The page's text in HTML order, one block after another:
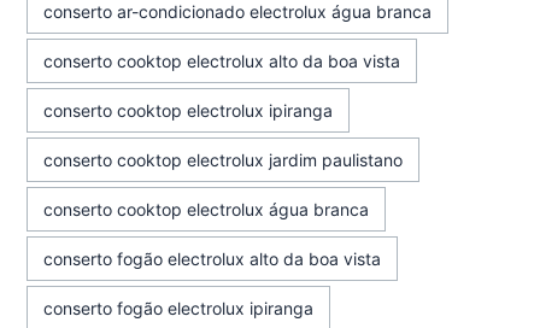
conserto ar-condicionado electrolux água branca
conserto cooktop electrolux alto da boa vista
conserto cooktop electrolux ipiranga
conserto cooktop electrolux jardim paulistano
conserto cooktop electrolux água branca
conserto fogão electrolux alto da boa vista
conserto fogão electrolux ipiranga